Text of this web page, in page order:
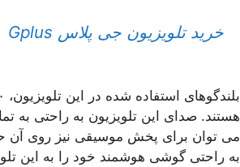
خرید تلویزیون جی پلاس Gplus
هستند. صدای این تلویزیون به راحتی به
می توان برای پخش موسیقی نیز روی آن
به راحتی گوشی هوشمند خود را به این